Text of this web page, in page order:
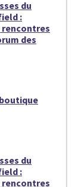
du
:
des
du
: